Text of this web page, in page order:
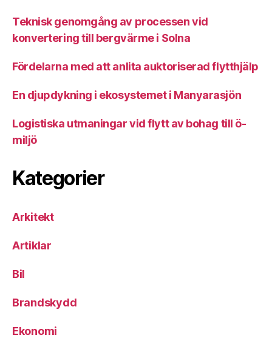
Teknisk genomgång av processen vid
konvertering till bergvärme i Solna
Fördelarna med att anlita auktoriserad flytthjälp
En djupdykning i ekosystemet i Manyarasjön
Logistiska utmaningar vid flytt av bohag till ö-
miljö
Kategorier
Arkitekt
Artiklar
Bil
Brandskydd
Ekonomi